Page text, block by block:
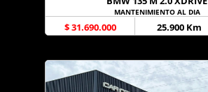
MANTENIMIENTO AL DIA
$ 31.690.000 25.900 Km